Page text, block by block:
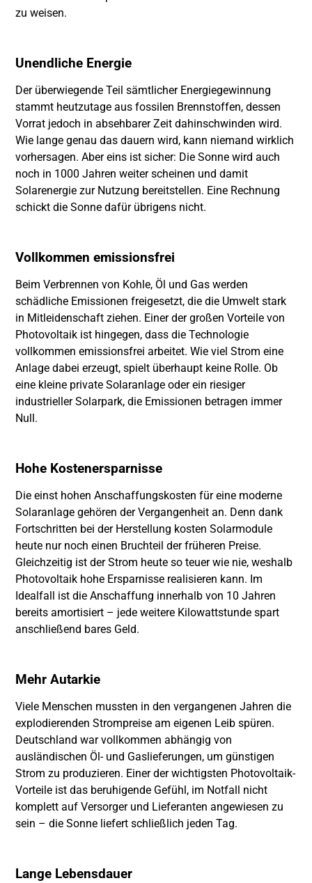
zu weisen.
Unendliche Energie
Der überwiegende Teil sämtlicher Energiegewinnung
stammt heutzutage aus fossilen Brennstoffen, dessen
Vorrat jedoch in absehbarer Zeit dahinschwinden wird.
Wie lange genau das dauern wird, kann niemand wirklich
vorhersagen. Aber eins ist sicher: Die Sonne wird auch
noch in 1000 Jahren weiter scheinen und damit
Solarenergie zur Nutzung bereitstellen. Eine Rechnung
schickt die Sonne dafür übrigens nicht.
Vollkommen emissionsfrei
Beim Verbrennen von Kohle, Öl und Gas werden
schädliche Emissionen freigesetzt, die die Umwelt stark
in Mitleidenschaft ziehen. Einer der großen Vorteile von
Photovoltaik ist hingegen, dass die Technologie
vollkommen emissionsfrei arbeitet. Wie viel Strom eine
Anlage dabei erzeugt, spielt überhaupt keine Rolle. Ob
eine kleine private Solaranlage oder ein riesiger
industrieller Solarpark, die Emissionen betragen immer
Null.
Hohe Kostenersparnisse
Die einst hohen Anschaffungskosten für eine moderne
Solaranlage gehören der Vergangenheit an. Denn dank
Fortschritten bei der Herstellung kosten Solarmodule
heute nur noch einen Bruchteil der früheren Preise.
Gleichzeitig ist der Strom heute so teuer wie nie, weshalb
Photovoltaik hohe Ersparnisse realisieren kann. Im
Idealfall ist die Anschaffung innerhalb von 10 Jahren
bereits amortisiert – jede weitere Kilowattstunde spart
anschließend bares Geld.
Mehr Autarkie
Viele Menschen mussten in den vergangenen Jahren die
explodierenden Strompreise am eigenen Leib spüren.
Deutschland war vollkommen abhängig von
ausländischen Öl- und Gaslieferungen, um günstigen
Strom zu produzieren. Einer der wichtigsten Photovoltaik-
Vorteile ist das beruhigende Gefühl, im Notfall nicht
komplett auf Versorger und Lieferanten angewiesen zu
sein – die Sonne liefert schließlich jeden Tag.
Lange Lebensdauer